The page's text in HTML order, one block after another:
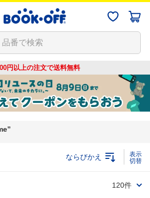
円以上の注文で送料無料
ならびかえ
120件